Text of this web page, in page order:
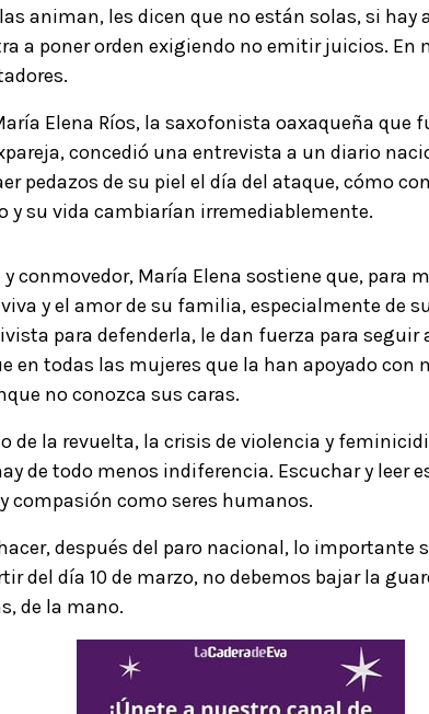
animan, les dicen que no están solas, si hay
a poner orden exigiendo no emitir juicios. En
Elena Ríos, la saxofonista oaxaqueña que
concedió una entrevista a un diario
pedazos de su piel el día del ataque, cómo
y su vida cambiarían irremediablemente.
conmovedor, María Elena sostiene que, para
y el amor de su familia, especialmente de
para defenderla, le dan fuerza para seguir
en todas las mujeres que la han apoyado con
no conozca sus caras.
de la revuelta, la crisis de violencia y
de todo menos indiferencia. Escuchar y leer
compasión como seres humanos.
después del paro nacional, lo importante
del día 10 de marzo, no debemos bajar la
de la mano.